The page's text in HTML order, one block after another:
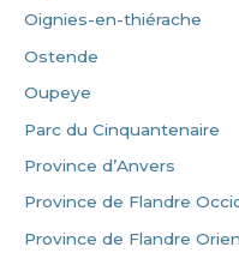
Oignies-en-thiérache
Ostende
Oupeye
Parc du Cinquantenaire
Province d’Anvers
Province de Flandre
Province de Flandre